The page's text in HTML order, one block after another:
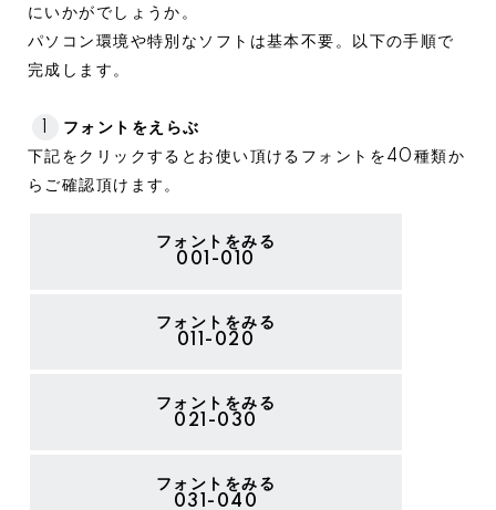
にいかがでしょうか。
パソコン環境や特別なソフトは基本不要。以下の手順で
完成します。
フォントをえらぶ
下記をクリックするとお使い頂けるフォントを40種類か
らご確認頂けます。
フォントをみる
001-010
フォントをみる
011-020
フォントをみる
021-030
フォントをみる
031-040